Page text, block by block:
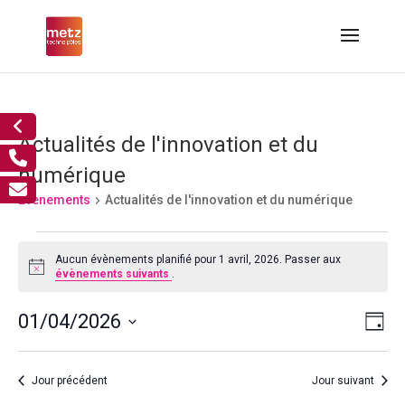
Actualités de l'innovation et du
numérique
Évènements Actualités de l'innovation et du numérique
for
avril,
2026
Notice
Aucun évènements planifié pour 1 avril, 2026. Passer aux
évènements suivants .
de
Jour
01/04/2026
Sélectionnez
uneJour précédent Jour suivant